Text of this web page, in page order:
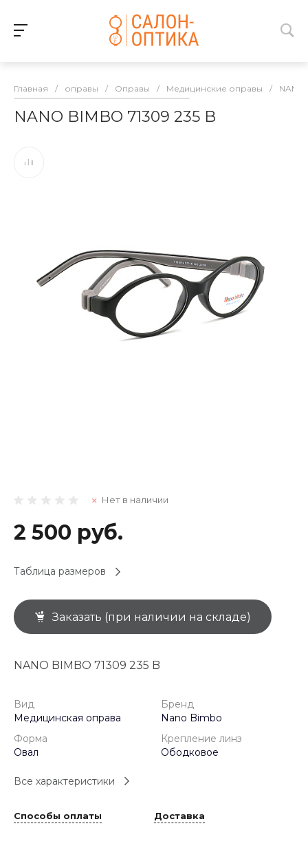
Главная / оправы / Оправы / Медицинские оправы / NANO
NANO BIMBO 71309 235 B
Нет в наличии
2 500 руб.
Таблица размеров
Заказать (при наличии на складе)
NANO BIMBO 71309 235 B
Вид
Медицинская оправа
Бренд
Nano Bimbo
Форма
Овал
Крепление линз
Ободковое
Все характеристики
Способы оплаты Доставка